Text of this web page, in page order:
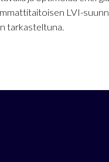
LVI-
tarkasteltuna.